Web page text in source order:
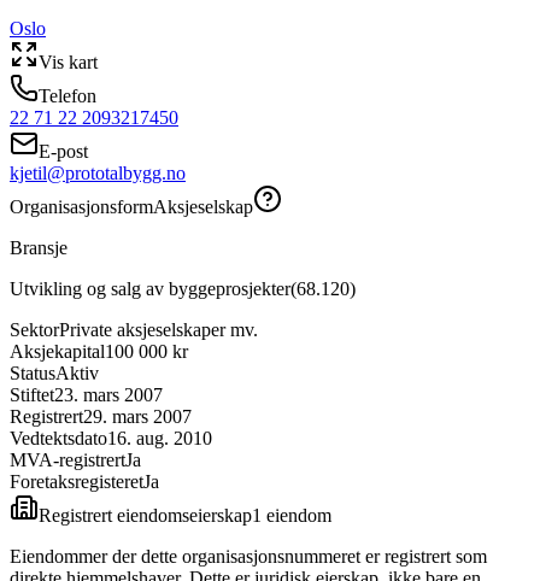
Oslo
Vis kart
Telefon
22 71 22 2093217450
E-post
kjetil@prototalbygg.no
OrganisasjonsformAksjeselskap
Bransje
Utvikling og salg av byggeprosjekter(68.120)
SektorPrivate aksjeselskaper mv.
Aksjekapital100 000 kr
StatusAktiv
Stiftet23. mars 2007
Registrert29. mars 2007
Vedtektsdato16. aug. 2010
MVA-registrertJa
ForetaksregisteretJa
Registrert eiendomseierskap1 eiendom
Eiendommer der dette organisasjonsnummeret er registrert som